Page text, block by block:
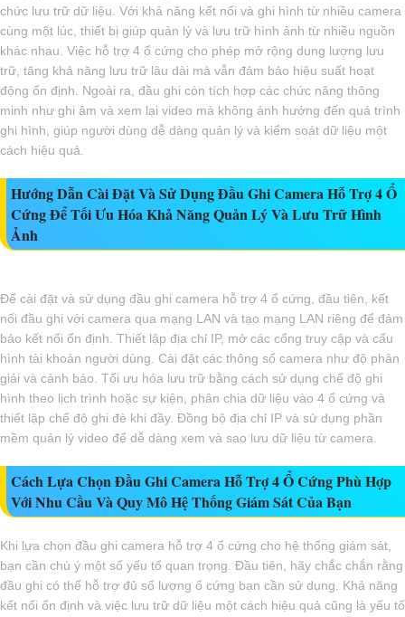
chức lưu trữ dữ liệu. Với khả năng kết nối và ghi hình từ nhiều camera
cùng một lúc, thiết bị giúp quản lý và lưu trữ hình ảnh từ nhiều nguồn
khác nhau. Việc hỗ trợ 4 ổ cứng cho phép mở rộng dung lượng lưu
trữ, tăng khả năng lưu trữ lâu dài mà vẫn đảm bảo hiệu suất hoạt
động ổn định. Ngoài ra, đầu ghi còn tích hợp các chức năng thông
minh như ghi âm và xem lại video mà không ảnh hưởng đến quá trình
ghi hình, giúp người dùng dễ dàng quản lý và kiểm soát dữ liệu một
cách hiệu quả.
Hướng Dẫn Cài Đặt Và Sử Dụng Đầu Ghi Camera Hỗ Trợ 4 Ổ
Cứng Để Tối Ưu Hóa Khả Năng Quản Lý Và Lưu Trữ Hình
Ảnh
Để cài đặt và sử dụng đầu ghi camera hỗ trợ 4 ổ cứng, đầu tiên, kết
nối đầu ghi với camera qua mạng LAN và tạo mạng LAN riêng để đảm
bảo kết nối ổn định. Thiết lập địa chỉ IP, mở các cổng truy cập và cấu
hình tài khoản người dùng. Cài đặt các thông số camera như độ phân
giải và cảnh báo. Tối ưu hóa lưu trữ bằng cách sử dụng chế độ ghi
hình theo lịch trình hoặc sự kiện, phân chia dữ liệu vào 4 ổ cứng và
thiết lập chế độ ghi đè khi đầy. Đồng bộ địa chỉ IP và sử dụng phần
mềm quản lý video để dễ dàng xem và sao lưu dữ liệu từ camera.
Cách Lựa Chọn Đầu Ghi Camera Hỗ Trợ 4 Ổ Cứng Phù Hợp
Với Nhu Cầu Và Quy Mô Hệ Thống Giám Sát Của Bạn
Khi lựa chọn đầu ghi camera hỗ trợ 4 ổ cứng cho hệ thống giám sát,
bạn cần chú ý một số yếu tố quan trọng. Đầu tiên, hãy chắc chắn rằng
đầu ghi có thể hỗ trợ đủ số lượng ổ cứng bạn cần sử dụng. Khả năng
kết nối ổn định và việc lưu trữ dữ liệu một cách hiệu quả cũng là yếu tố